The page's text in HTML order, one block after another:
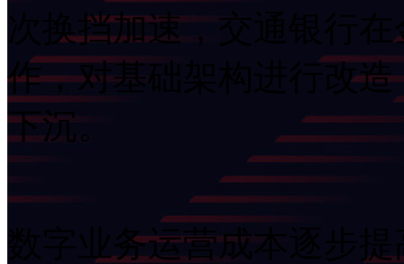
次换挡加速，交通银
作，对基础架构进行改
下沉。
数字业务运营成本逐步提